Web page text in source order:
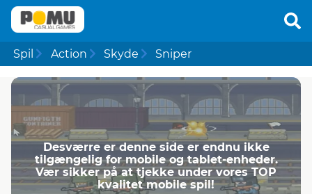
Spil Action Skyde Sniper
Desværre er denne side er endnu ikke
tilgængelig for mobile og tablet-enheder.
Vær sikker på at tjekke under vores TOP
kvalitet mobile spil!